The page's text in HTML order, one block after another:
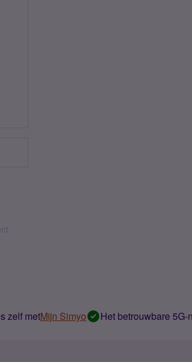
zelf metMijn Simyo Het betrouwbare 5G-